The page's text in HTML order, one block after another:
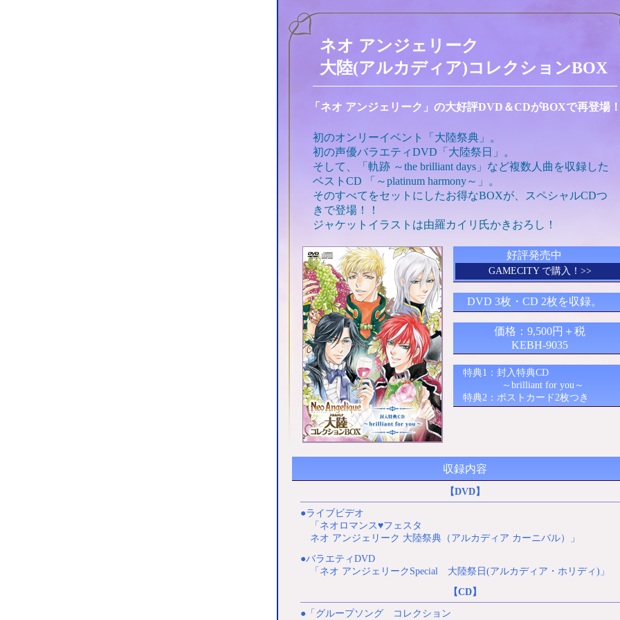
ネオ アンジェリーク
大陸(アルカディア)コレクションBOX
「ネオ アンジェリーク」の大好評DVD＆CDがBOXで再登場
初のオンリーイベント「大陸祭典」。
初の声優バラエティDVD「大陸祭日」。
そして、「軌跡 ～the brilliant days」など複数人曲を収録した
ベストCD 「～platinum harmony～」。
そのすべてをセットにしたお得なBOXが、スペシャルCDつ
きで登場！！
ジャケットイラストは由羅カイリ氏かきおろし！
好評発売中
GAMECITY で購入！>>
DVD 3枚・CD 2枚を収録。
価格：9,500円＋税
KEBH-9035
特典1：封入特典CD
～brilliant for you～
特典2：ポストカード2枚つき
収録内容
【DVD】
●ライブビデオ
「ネオロマンス♥フェスタ
ネオ アンジェリーク 大陸祭典（アルカディア カーニバル）」
●バラエティDVD
「ネオ アンジェリークSpecial 大陸祭日(アルカディア・ホリディ)」
【CD】
●「グループソング コレクション